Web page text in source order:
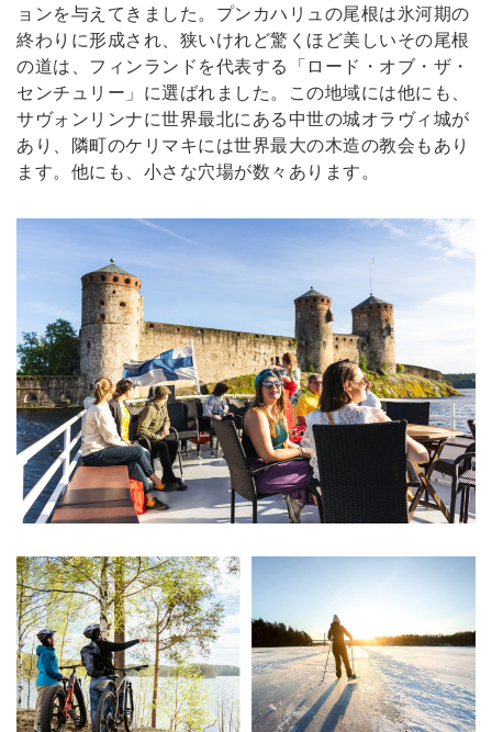
ョンを与えてきました。プンカハリュの尾根は氷河期の
終わりに形成され、狭いけれど驚くほど美しいその尾根
の道は、フィンランドを代表する「ロード・オブ・ザ・
センチュリー」に選ばれました。この地域には他にも、
サヴォンリンナに世界最北にある中世の城オラヴィ城が
あり、隣町のケリマキには世界最大の木造の教会もあり
ます。他にも、小さな穴場が数々あります。